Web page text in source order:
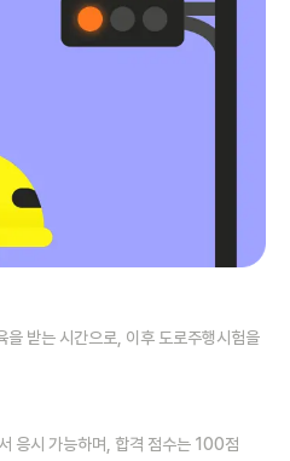
을 받는 시간으로, 이후 도로주행시험을
응시 가능하며, 합격 점수는 100점